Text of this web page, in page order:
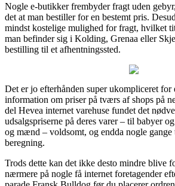
Nogle e-butikker frembyder fragt uden
det at man bestiller for en bestemt pris.
mindst kostelige mulighed for fragt, hvilket
man befinder sig i Kolding, Grenaa eller
bestilling til et afhentningssted.
Det er jo efterhånden super ukompliceret for
information om priser på tværs af shops på
del Hevea internet varehuse fundet det
udsalgspriserne på deres varer – til babyer
og mænd – voldsomt, og endda nogle
beregning.
Trods dette kan det ikke desto mindre blive
nærmere på nogle få internet foretagender